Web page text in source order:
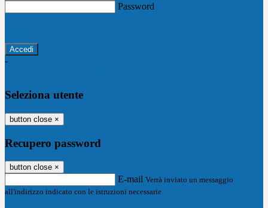
Password
-
Seleziona utente
button close ×
Recupero password
button close ×
E-mail Verrà inviato un messaggio
all'indirizzo indicato con le istruzioni necessarie.